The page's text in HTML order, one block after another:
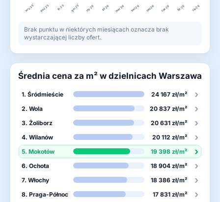
wrz 25 paź 25 lis 25 gru 25 sty 26 lut 26 mar 26 kwi 26 maj 26 cze 26 lip 26 sie 26
Brak punktu w niektórych miesiącach oznacza brak
wystarczającej liczby ofert.
Średnia cena za m² w dzielnicach Warszawa
1. Śródmieście 24 167 zł/m² ›
2. Wola 20 837 zł/m² ›
3. Żoliborz 20 631 zł/m² ›
4. Wilanów 20 112 zł/m² ›
5. Mokotów 19 398 zł/m² ›
6. Ochota 18 904 zł/m² ›
7. Włochy 18 386 zł/m² ›
8. Praga-Północ 17 831 zł/m² ›